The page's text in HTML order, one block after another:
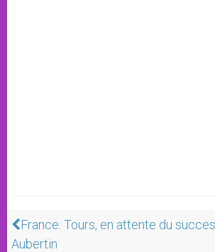
France: Tours, en attente du
Aubertin